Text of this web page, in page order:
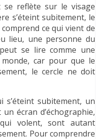
se reflète sur le visage
s’éteint subitement, le
ce qui vient de
lieu, une personne du
se lire comme une
car pour que le
le cercle ne doit
s’éteint subitement, un
écran d’échographie,
volent, sont autant
Pour comprendre